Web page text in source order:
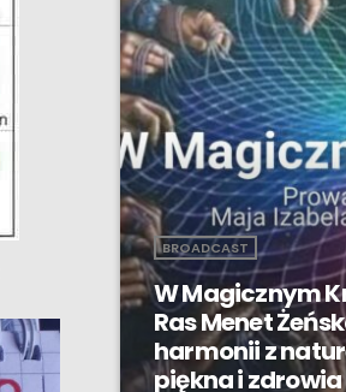
BROADCAST
W Magicznym
Ras Menet
harmonii z
piękna i zdrowia